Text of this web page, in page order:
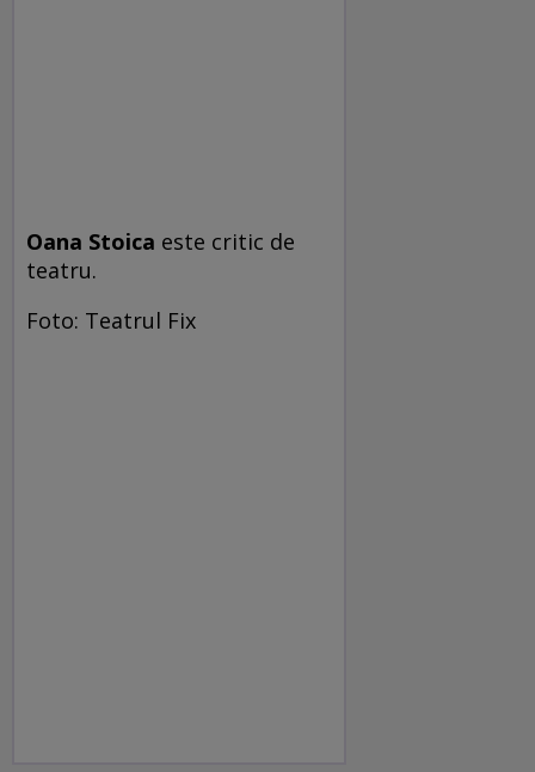
Oana Stoica este critic de
teatru.
Foto: Teatrul Fix